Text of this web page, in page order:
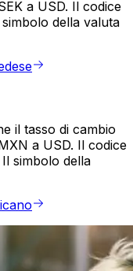
a USD. Il codice
della valuta
il tasso di cambio
a USD. Il codice
simbolo della